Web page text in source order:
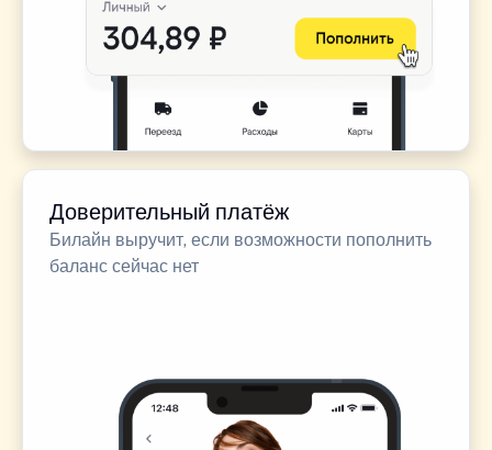
Доверительный платёж
Билайн выручит, если возможности пополнить
баланс сейчас нет